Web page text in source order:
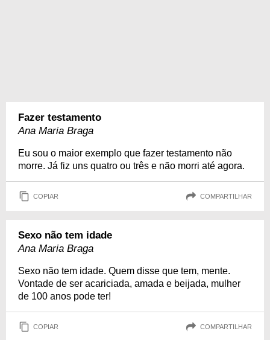
Fazer testamento
Ana Maria Braga
Eu sou o maior exemplo que fazer testamento não
morre. Já fiz uns quatro ou três e não morri até agora.
COPIAR COMPARTILHAR
Sexo não tem idade
Ana Maria Braga
Sexo não tem idade. Quem disse que tem, mente.
Vontade de ser acariciada, amada e beijada, mulher
de 100 anos pode ter!
COPIAR COMPARTILHAR